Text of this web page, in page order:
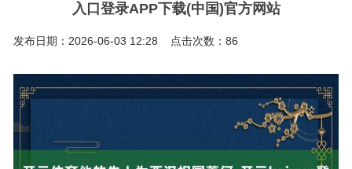
入口登录APP下载(中国)官方网站
发布日期：2026-06-03 12:28 点击次数：86